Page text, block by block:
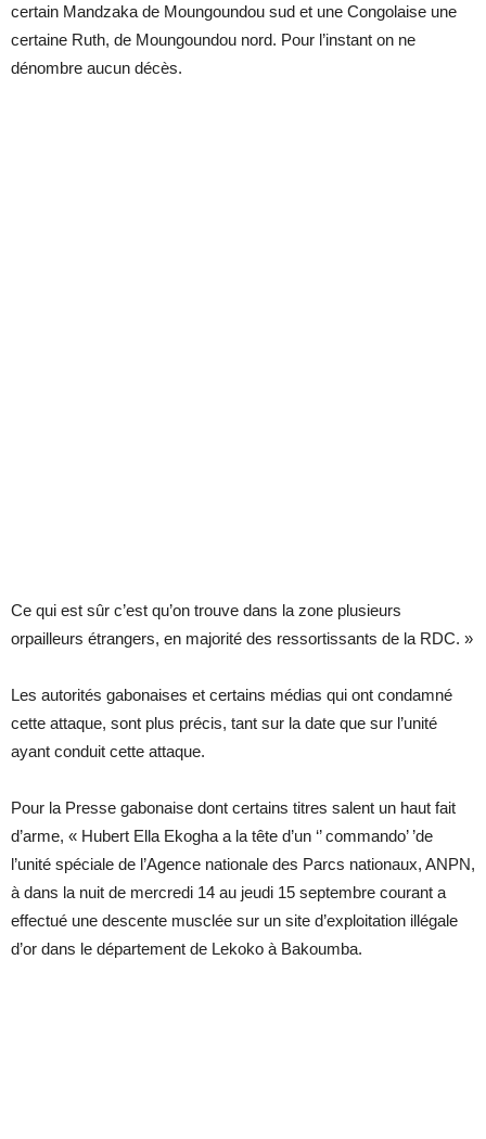
certain Mandzaka de Moungoundou sud et une Congolaise une
certaine Ruth, de Moungoundou nord. Pour l’instant on ne
dénombre aucun décès.
Ce qui est sûr c’est qu’on trouve dans la zone plusieurs
orpailleurs étrangers, en majorité des ressortissants de la RDC. »
Les autorités gabonaises et certains médias qui ont condamné
cette attaque, sont plus précis, tant sur la date que sur l’unité
ayant conduit cette attaque.
Pour la Presse gabonaise dont certains titres salent un haut fait
d’arme, « Hubert Ella Ekogha a la tête d’un ‘’ commando’ ’de
l’unité spéciale de l’Agence nationale des Parcs nationaux, ANPN,
à dans la nuit de mercredi 14 au jeudi 15 septembre courant a
effectué une descente musclée sur un site d’exploitation illégale
d’or dans le département de Lekoko à Bakoumba.